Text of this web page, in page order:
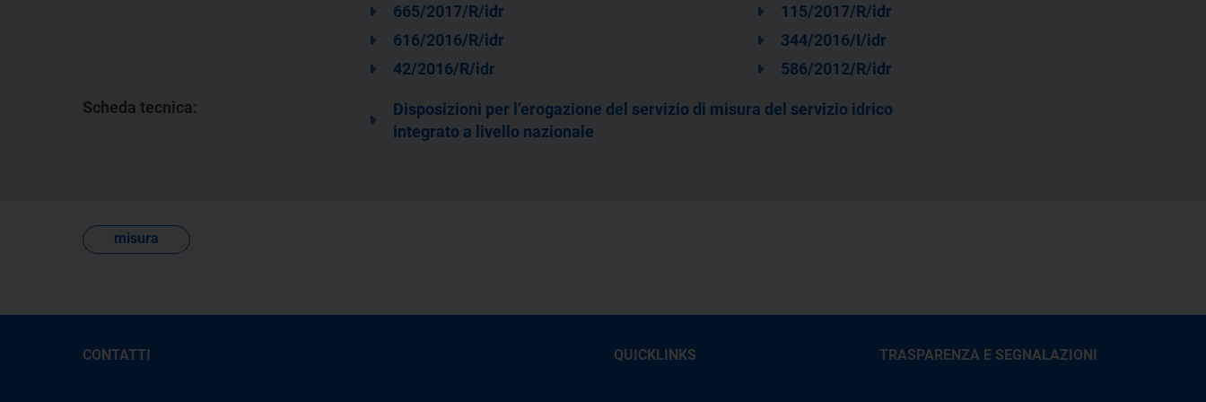
665/2017/R/idr
115/2017/R/idr
616/2016/R/idr
344/2016/I/idr
42/2016/R/idr
586/2012/R/idr
Scheda tecnica:
Disposizioni per l’erogazione del servizio di misura del servizio idrico
integrato a livello nazionale
misura
CONTATTI QUICKLINKS TRASPARENZA E SEGNALAZIONI